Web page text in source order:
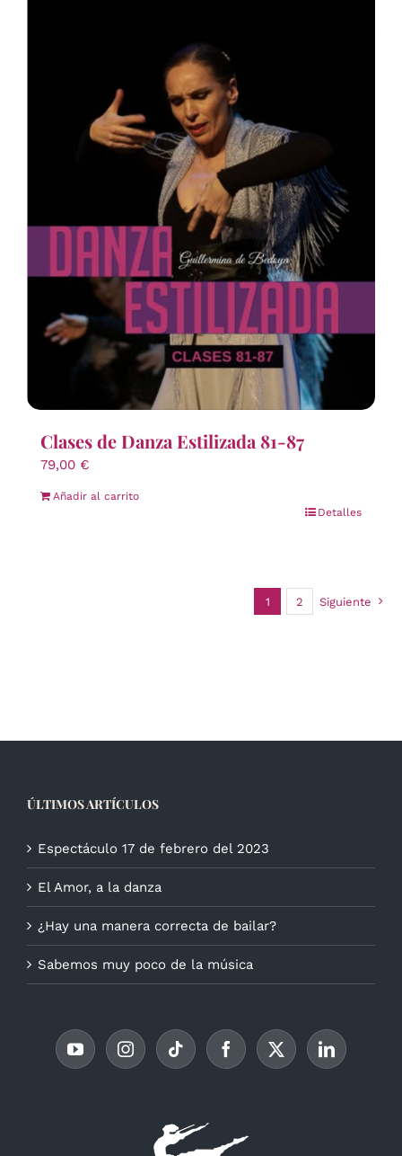
Clases de Danza Estilizada 81-87
79,00 €
Añadir al carrito
Detalles
1 2 Siguiente
ÚLTIMOS ARTÍCULOS
Espectáculo 17 de febrero del 2023
El Amor, a la danza
¿Hay una manera correcta de bailar?
Sabemos muy poco de la música